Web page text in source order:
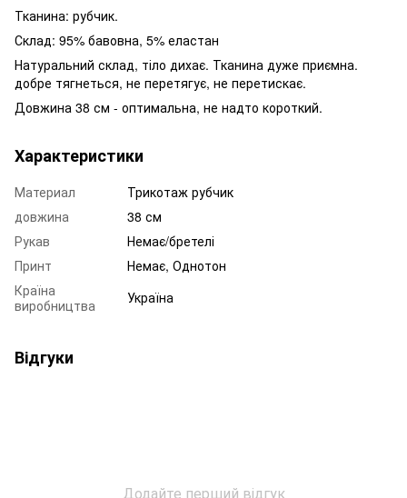
Тканина: рубчик.
Склад: 95% бавовна, 5% еластан
Натуральний склад, тіло дихає. Тканина дуже приємна.
добре тягнеться, не перетягує, не перетискає.
Довжина 38 см - оптимальна, не надто короткий.
Характеристики
Материал
Трикотаж рубчик
довжина
38 см
Рукав
Немає/бретелі
Принт
Немає, Однотон
Країна
виробництва
Україна
Відгуки
Додайте перший відгук